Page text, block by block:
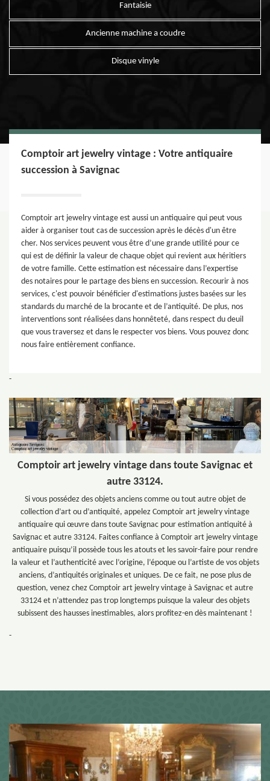
Fantaisie
Ancienne machine a coudre
Disque vinyle
Comptoir art jewelry vintage : Votre antiquaire
succession à Savignac
Comptoir art jewelry vintage est aussi un antiquaire qui peut vous
aider à organiser tout cas de succession après le décès d'un être
cher. Nos services peuvent vous être d’une grande utilité pour ce
qui est de définir la valeur de chaque objet qui revient aux héritiers
de votre famille. Cette estimation est nécessaire dans l’expertise
des notaires pour le partage des biens en succession. Recourir à nos
services, c'est pouvoir bénéficier d'estimations justes basées sur les
standards du marché de la brocante et de l’antiquité. De plus, nos
interventions sont réalisées dans honnêteté, dans respect du deuil
que vous traversez et dans le respecter vos biens. Vous pouvez donc
nous faire entièrement confiance.
-
Comptoir art jewelry vintage dans toute Savignac et
autre 33124.
Si vous possédez des objets anciens comme ou tout autre objet de
collection d’art ou d’antiquité, appelez Comptoir art jewelry vintage
antiquaire qui œuvre dans toute Savignac pour estimation antiquité à
Savignac et autre 33124. Faites confiance à Comptoir art jewelry vintage
antiquaire puisqu’il possède tous les atouts et les savoir-faire pour rendre
la valeur et l’authenticité avec l’origine, l’époque ou l’artiste de vos objets
anciens, d’antiquités originales et uniques. De ce fait, ne pose plus de
question, venez chez Comptoir art jewelry vintage à Savignac et autre
33124 et n’attendez pas trop longtemps puisque la valeur des objets
subissent des hausses inestimables, alors profitez-en dès maintenant !
-